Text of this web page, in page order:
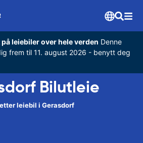
leiebiler over hele verden Denne
frem til 11. august 2026 - benytt deg
Bilutleie
leiebil i Gerasdorf